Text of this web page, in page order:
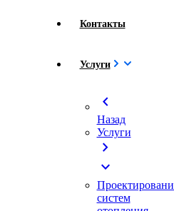
Контакты
Услуги
chevron_left
Назад
Услуги
chevron_right
expand_more
систем